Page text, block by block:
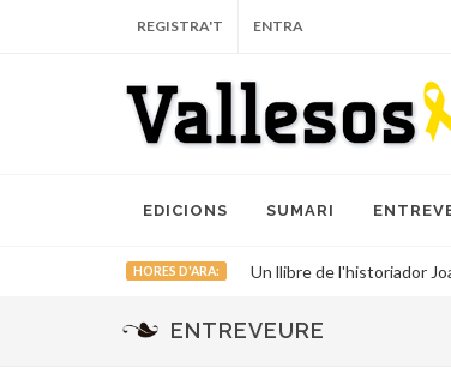
REGISTRA'T ENTRA
EDICIONS SUMARI
HORES D'ARA: Un llibre de l'historiador
ENTREVEURE